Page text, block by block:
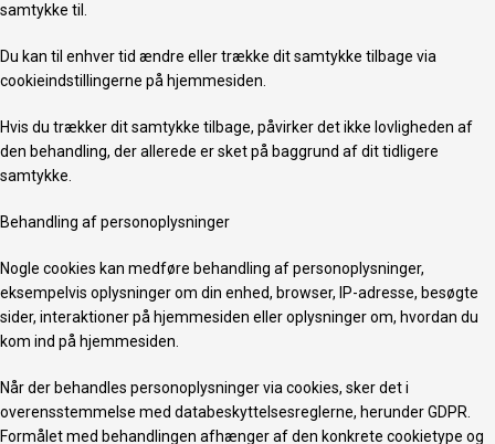
samtykke til.
Du kan til enhver tid ændre eller trække dit samtykke tilbage via
cookieindstillingerne på hjemmesiden.
Hvis du trækker dit samtykke tilbage, påvirker det ikke lovligheden af
den behandling, der allerede er sket på baggrund af dit tidligere
samtykke.
Behandling af personoplysninger
Nogle cookies kan medføre behandling af personoplysninger,
eksempelvis oplysninger om din enhed, browser, IP-adresse, besøgte
sider, interaktioner på hjemmesiden eller oplysninger om, hvordan du
kom ind på hjemmesiden.
Når der behandles personoplysninger via cookies, sker det i
overensstemmelse med databeskyttelsesreglerne, herunder GDPR.
Formålet med behandlingen afhænger af den konkrete cookietype og